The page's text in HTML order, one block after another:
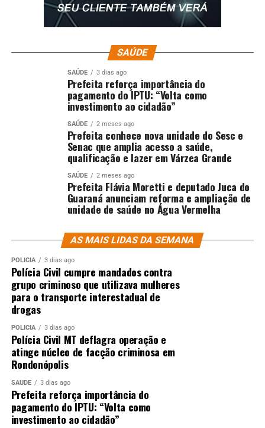
SAÚDE
SAÚDE 3 dias ago
Prefeita reforça importância do
pagamento do IPTU: “Volta como
investimento ao cidadão”
SAÚDE 2 meses ago
Prefeita conhece nova unidade do Sesc e
Senac que amplia acesso a saúde,
qualificação e lazer em Várzea Grande
SAÚDE 2 meses ago
Prefeita Flávia Moretti e deputado Juca do
Guaraná anunciam reforma e ampliação de
unidade de saúde no Água Vermelha
AS MAIS LIDAS DA SEMANA
POLÍCIA 3 dias ago
Polícia Civil cumpre mandados contra
grupo criminoso que utilizava mulheres
para o transporte interestadual de
drogas
POLÍCIA 3 dias ago
Polícia Civil MT deflagra operação e
atinge núcleo de facção criminosa em
Rondonópolis
SAÚDE 3 dias ago
Prefeita reforça importância do
pagamento do IPTU: “Volta como
investimento ao cidadão”